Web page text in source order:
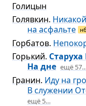
Голицын
Голявкин.
на асфальте нб
Горбатов.
Горький.
На дне ещё
Гранин. Иду на
В служении
ещё 5…